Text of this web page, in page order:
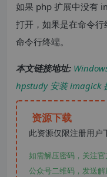
如果 php 扩展中没有
打开，如果是在命令
命令行终端。
本文链接地址:
hpstudy 安装 imagick
资源下载
此资源仅限注册用户
如需解压密码，关注
公众号二维码，发送